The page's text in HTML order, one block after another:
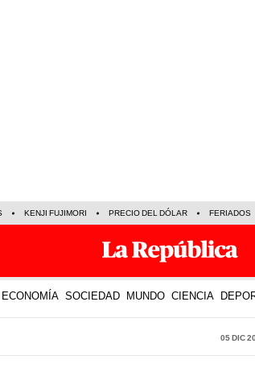
KENJI FUJIMORI PRECIO DEL DÓLAR FERIADOS
ECONOMÍA SOCIEDAD MUNDO CIENCIA
05 Dic